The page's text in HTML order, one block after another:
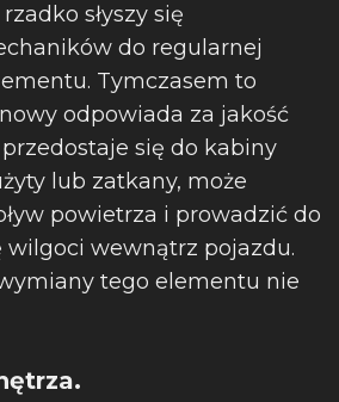
słyszy się
do regularnej
Tymczasem to
odpowiada za jakość
się do kabiny
lub zatkany, może
powietrza i prowadzić do
wilgoci wewnątrz pojazdu.
tego elementu nie